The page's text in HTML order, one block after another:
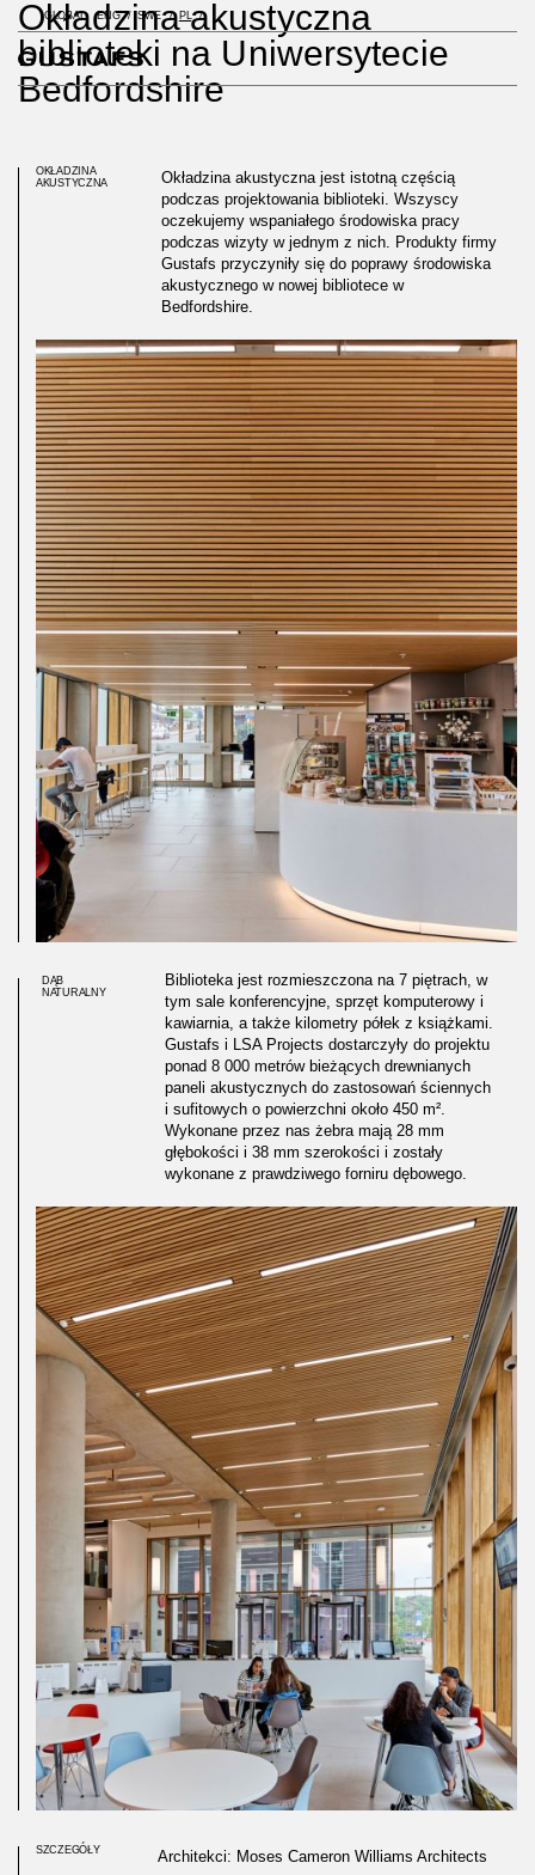
GLOBAL ENG SWE PL
Okładzina akustyczna
biblioteki na Uniwersytecie
Bedfordshire
OKŁADZINA
AKUSTYCZNA
Okładzina akustyczna jest istotną częścią
podczas projektowania biblioteki. Wszyscy
oczekujemy wspaniałego środowiska pracy
podczas wizyty w jednym z nich. Produkty firmy
Gustafs przyczyniły się do poprawy środowiska
akustycznego w nowej bibliotece w
Bedfordshire.
DĄB
NATURALNY
Biblioteka jest rozmieszczona na 7 piętrach, w
tym sale konferencyjne, sprzęt komputerowy i
kawiarnia, a także kilometry półek z książkami.
Gustafs i LSA Projects dostarczyły do projektu
ponad 8 000 metrów bieżących drewnianych
paneli akustycznych do zastosowań ściennych
i sufitowych o powierzchni około 450 m².
Wykonane przez nas żebra mają 28 mm
głębokości i 38 mm szerokości i zostały
wykonane z prawdziwego forniru dębowego.
SZCZEGÓŁY Architekci: Moses Cameron Williams Architects